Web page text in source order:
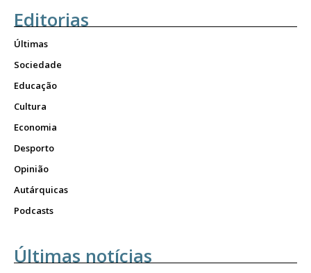
Editorias
Últimas
Sociedade
Educação
Cultura
Economia
Desporto
Opinião
Autárquicas
Podcasts
Últimas notícias